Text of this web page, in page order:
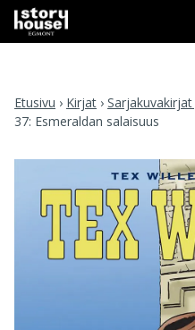
Etusivu › Kirjat ›
37: Esmeraldan salaisuus